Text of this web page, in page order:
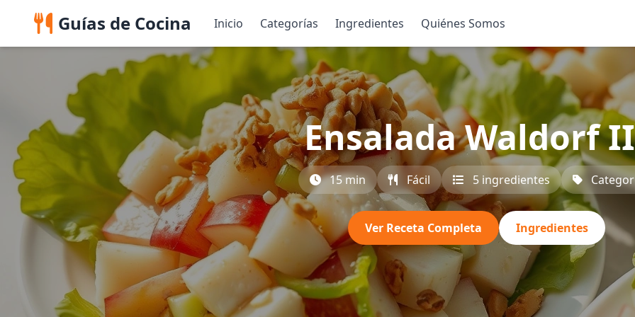
Guías de Cocina Inicio Categorías Ingredientes Quiénes Somos
Ensalada Waldorf
15 min Fácil 5 ingredientes
Ver Receta Completa Ingredientes